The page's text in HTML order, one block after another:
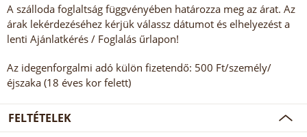
A szálloda foglaltság függvényében határozza meg az árat. Az
árak lekérdezéséhez kérjük válassz dátumot és elhelyezést a
lenti Ajánlatkérés / Foglalás űrlapon!
Az idegenforgalmi adó külön fizetendő: 500 Ft/személy/
éjszaka (18 éves kor felett)
FELTÉTELEK